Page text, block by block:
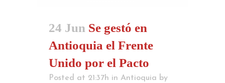
24 Jun Se gestó en
Antioquia el Frente
Unido por el Pacto
Posted at 21:37h in Antioquia by